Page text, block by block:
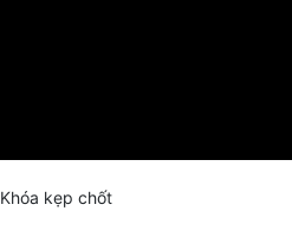
Khóa kẹp chốt